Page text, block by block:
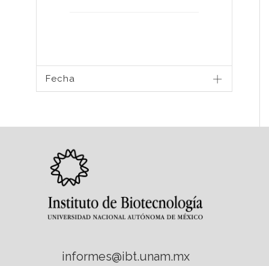
Fecha
informes@ibt.unam.mx